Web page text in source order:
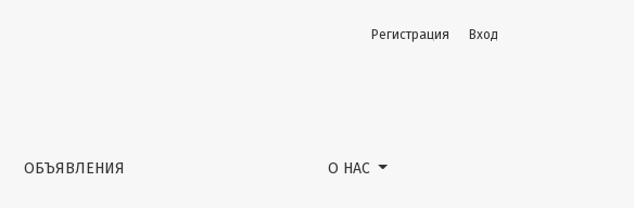
СВОЙСТВА
ОБЪЯВЛЕНИЯ О НАС
Регистрация Вход